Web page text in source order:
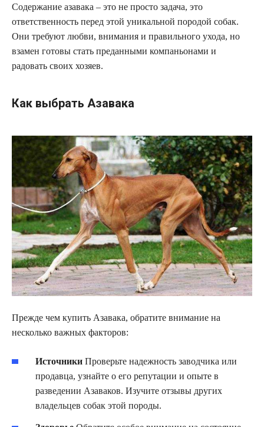
Содержание азавака – это не просто задача, это
ответственность перед этой уникальной породой собак.
Они требуют любви, внимания и правильного ухода, но
взамен готовы стать преданными компаньонами и
радовать своих хозяев.
Как выбрать Азавака
Прежде чем купить Азавака, обратите внимание на
несколько важных факторов:
Источники Проверьте надежность заводчика или
продавца, узнайте о его репутации и опыте в
разведении Азаваков. Изучите отзывы других
владельцев собак этой породы.